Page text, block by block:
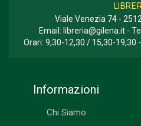
Viale Venezia 74 -
Email: libreria@gilena.it-
Orari: 9,30-12,30 / 15,30-19,30
Informazioni
Chi Siamo